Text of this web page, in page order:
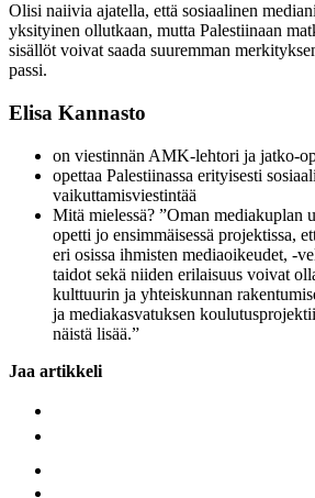
Olisi naiivia ajatella, että sosiaalinen
yksityinen ollutkaan, mutta Palestiinaan
sisällöt voivat saada suuremman
passi.
Elisa Kannasto
on viestinnän AMK-lehtori ja jatko-
opettaa Palestiinassa erityisesti
vaikuttamisviestintää
Mitä mielessä? ”Oman mediakuplan
opetti jo ensimmäisessä projektissa,
eri osissa ihmisten mediaoikeudet, -
taidot sekä niiden erilaisuus voivat
kulttuurin ja yhteiskunnan
ja mediakasvatuksen
näistä lisää.”
Jaa artikkeli